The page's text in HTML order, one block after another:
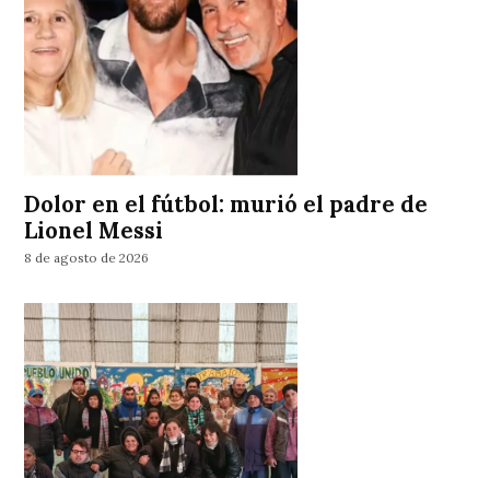
Dolor en el fútbol: murió el padre de
Lionel Messi
8 de agosto de 2026